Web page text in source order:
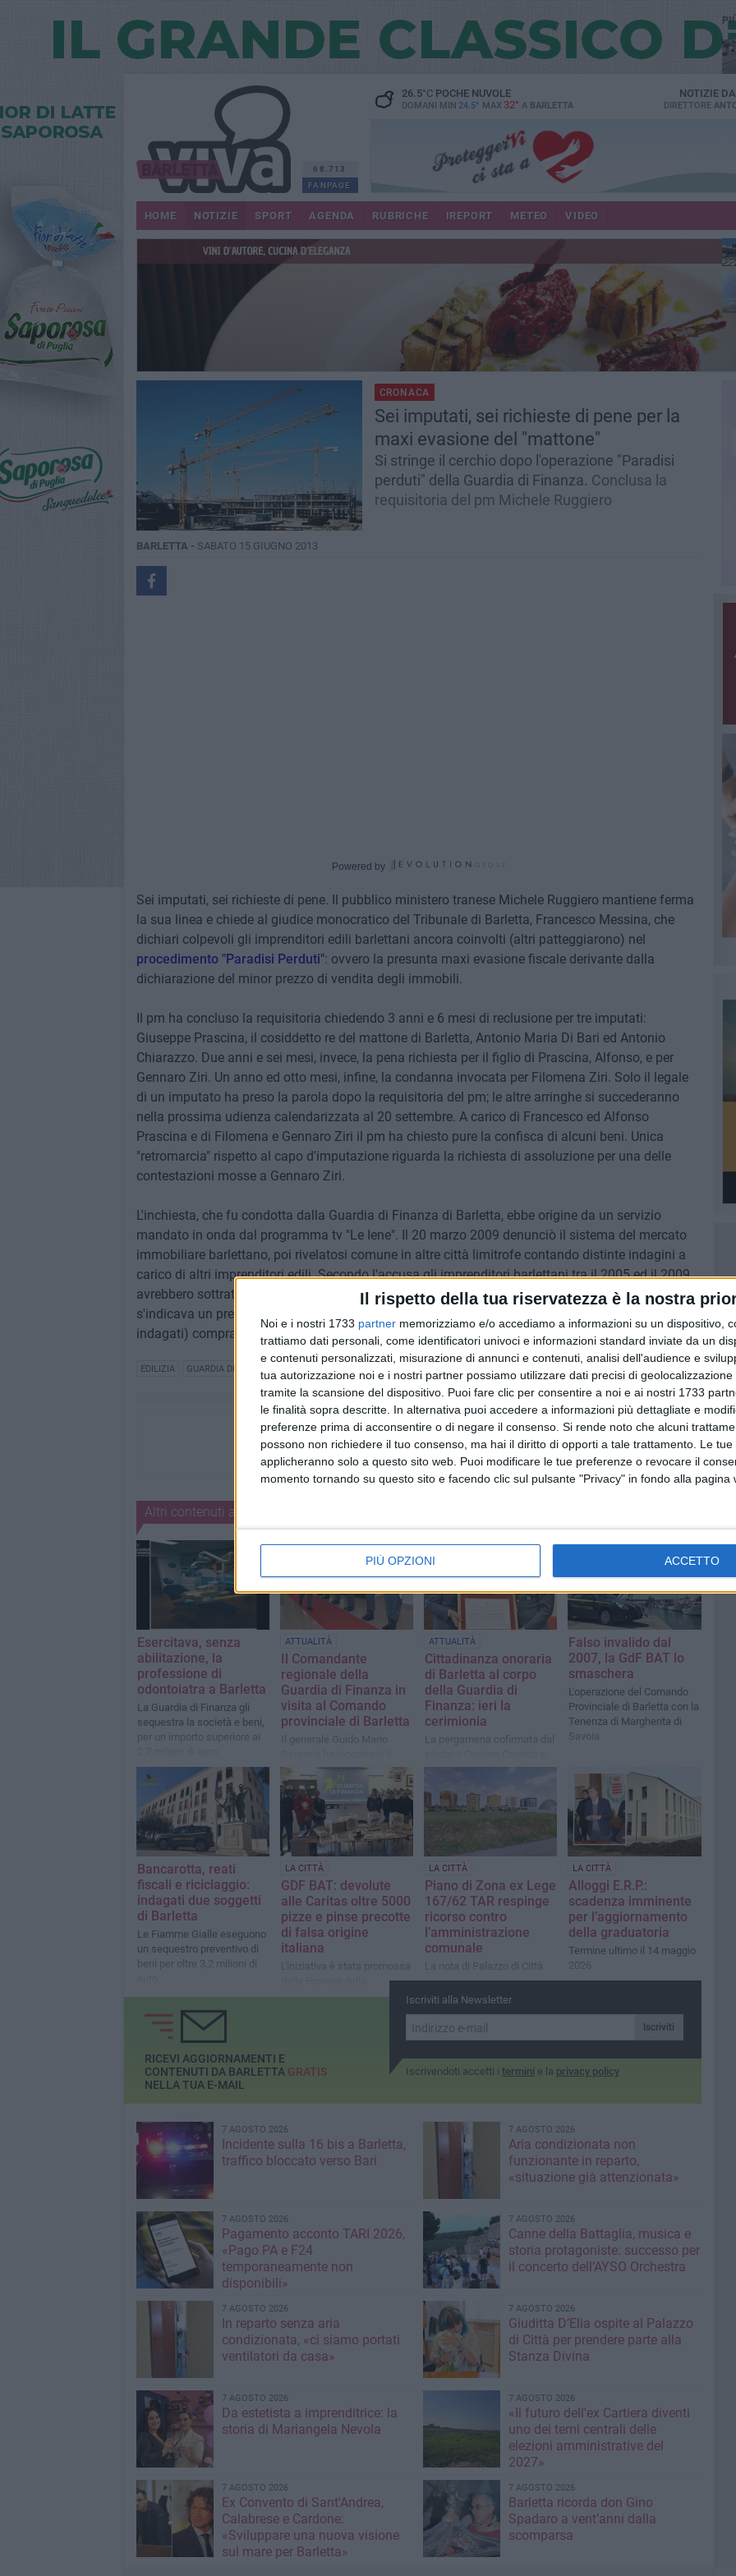
Il rispetto della tua riservatezza è la nostra
Noi e i nostri 1733 partner memorizziamo e/o accediamo a informazioni su un dispositivo,
trattiamo dati personali, come identificatori univoci e informazioni standard inviate da un
e contenuti personalizzati, misurazione di annunci e contenuti, analisi dell'audience e
tua autorizzazione noi e i nostri partner possiamo utilizzare dati precisi di
tramite la scansione del dispositivo. Puoi fare clic per consentire a noi e ai nostri 1733
le finalità sopra descritte. In alternativa puoi accedere a informazioni più dettagliate e
preferenze prima di acconsentire o di negare il consenso. Si rende noto che alcuni
possono non richiedere il tuo consenso, ma hai il diritto di opporti a tale trattamento. Le
applicheranno solo a questo sito web. Puoi modificare le tue preferenze o revocare il
momento tornando su questo sito e facendo clic sul pulsante "Privacy" in fondo alla pagina
PIÙ OPZIONI ACCETTO
68.713
FANPAGE
26.5°CPOCHE NUVOLE
DOMANI MIN 24.5° MAX 32° A BARLETTA
NOTIZIE
DIRETTORE
HOME NOTIZIE SPORT AGENDA RUBRICHE IREPORT METEO VIDEO
CRONACA
Sei imputati, sei richieste di pene per la
maxi evasione del "mattone"
Si stringe il cerchio dopo l'operazione "Paradisi
perduti" della Guardia di Finanza. Conclusa la
requisitoria del pm Michele Ruggiero
BARLETTA - SABATO 15 GIUGNO 2013
Powered by
Sei imputati, sei richieste di pene. Il pubblico ministero tranese Michele Ruggiero mantiene ferma
la sua linea e chiede al giudice monocratico del Tribunale di Barletta, Francesco Messina, che
dichiari colpevoli gli imprenditori edili barlettani ancora coinvolti (altri patteggiarono) nel
procedimento "Paradisi Perduti": ovvero la presunta maxi evasione fiscale derivante dalla
dichiarazione del minor prezzo di vendita degli immobili.
Il pm ha concluso la requisitoria chiedendo 3 anni e 6 mesi di reclusione per tre imputati:
Giuseppe Prascina, il cosiddetto re del mattone di Barletta, Antonio Maria Di Bari ed Antonio
Chiarazzo. Due anni e sei mesi, invece, la pena richiesta per il figlio di Prascina, Alfonso, e per
Gennaro Ziri. Un anno ed otto mesi, infine, la condanna invocata per Filomena Ziri. Solo il legale
di un imputato ha preso la parola dopo la requisitoria del pm; le altre arringhe si succederanno
nella prossima udienza calendarizzata al 20 settembre. A carico di Francesco ed Alfonso
Prascina e di Filomena e Gennaro Ziri il pm ha chiesto pure la confisca di alcuni beni. Unica
"retromarcia" rispetto al capo d'imputazione riguarda la richiesta di assoluzione per una delle
contestazioni mosse a Gennaro Ziri.
L'inchiesta, che fu condotta dalla Guardia di Finanza di Barletta, ebbe origine da un servizio
mandato in onda dal programma tv "Le Iene". Il 20 marzo 2009 denunciò il sistema del mercato
immobiliare barlettano, poi rivelatosi comune in altre città limitrofe contando distinte indagini a
carico di altri imprenditori edili. Secondo l'accusa gli imprenditori barlettani tra il 2005 ed il 2009
avrebbero sottratto milioni di euro ad imposizione fiscale grazie al fatto che nei rogiti notarili
s'indicava un prezzo di alienazione inferiore rispetto a quello effettivamente pagato dai (non
indagati) compratori.
EDILIZIA GUARDIA DI FINANZA EVASIONE FISCALE
Altri contenuti a tema
Esercitava, senza
abilitazione, la
professione di
odontoiatra a Barletta
La Guardia di Finanza gli
sequestra la società e beni,
per un importo superiore ai
ATTUALITÀ
Il Comandante
regionale della
Guardia di Finanza in
visita al Comando
provinciale di Barletta
Il generale Guido Mario
personale e fatto il punto
sulle principali attività
ATTUALITÀ
Cittadinanza onoraria
di Barletta al corpo
della Guardia di
Finanza: ieri la
cerimionia
La pergamena cofirmata dal
dal presidente del consiglio
è stata consegnata al
Colonnello Andrea Di Cagno
Falso invalido dal
2007, la GdF BAT lo
smaschera
L'operazione del Comando
Provinciale di Barletta con la
Tenenza di Margherita di
Savoia
Bancarotta, reati
fiscali e riciclaggio:
indagati due soggetti
di Barletta
Le Fiamme Gialle eseguono
un sequestro preventivo di
beni per oltre 3,2 milioni di
LA CITTÀ
GDF BAT: devolute
alle Caritas oltre 5000
pizze e pinse precotte
di falsa origine
italiana
L'iniziativa è stata promossa
Repubblica di Trani
LA CITTÀ
Piano di Zona ex Lege
167/62 TAR respinge
ricorso contro
l’amministrazione
comunale
La nota di Palazzo di Città
LA CITTÀ
Alloggi E.R.P.:
scadenza imminente
per l’aggiornamento
della graduatoria
Termine ultimo il 14 maggio
2026
Iscriviti alla Newsletter
Iscriviti
Iscrivendoti accetti i termini e la privacy policy
RICEVI AGGIORNAMENTI E
CONTENUTI DA BARLETTA GRATIS
NELLA TUA E-MAIL
7 AGOSTO 2026
Incidente sulla 16 bis a Barletta,
traffico bloccato verso Bari
7 AGOSTO 2026
Aria condizionata non
funzionante in reparto,
«situazione già attenzionata»
7 AGOSTO 2026
Pagamento acconto TARI 2026,
«Pago PA e F24
temporaneamente non
disponibili»
7 AGOSTO 2026
Canne della Battaglia, musica e
storia protagoniste: successo per
il concerto dell’AYSO Orchestra
7 AGOSTO 2026
In reparto senza aria
condizionata, «ci siamo portati
ventilatori da casa»
7 AGOSTO 2026
Giuditta D’Elia ospite al Palazzo
di Città per prendere parte alla
Stanza Divina
7 AGOSTO 2026
Da estetista a imprenditrice: la
storia di Mariangela Nevola
7 AGOSTO 2026
«Il futuro dell'ex Cartiera diventi
uno dei temi centrali delle
elezioni amministrative del
2027»
7 AGOSTO 2026
Ex Convento di Sant'Andrea,
Calabrese e Cardone:
«Sviluppare una nuova visione
sul mare per Barletta»
7 AGOSTO 2026
Barletta ricorda don Gino
Spadaro a vent’anni dalla
scomparsa